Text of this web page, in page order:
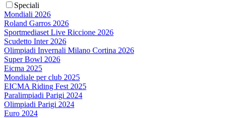
Speciali
Mondiali 2026
Roland Garros 2026
Sportmediaset Live Riccione 2026
Scudetto Inter 2026
Olimpiadi Invernali Milano Cortina 2026
Super Bowl 2026
Eicma 2025
Mondiale per club 2025
EICMA Riding Fest 2025
Paralimpiadi Parigi 2024
Olimpiadi Parigi 2024
Euro 2024